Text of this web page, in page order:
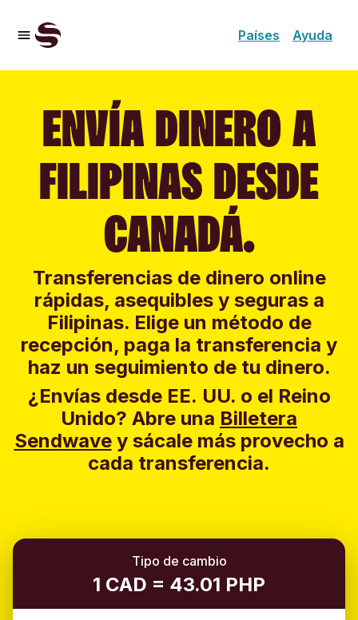
Países Ayuda
ENVÍA DINERO A
FILIPINAS DESDE
CANADÁ.
Transferencias de dinero online
rápidas, asequibles y seguras a
Filipinas. Elige un método de
recepción, paga la transferencia y
haz un seguimiento de tu dinero.
¿Envías desde EE. UU. o el Reino
Unido? Abre una Billetera
Sendwavey sácale más provecho a
cada transferencia.
Tipo de cambio
1 CAD = 43.01 PHP